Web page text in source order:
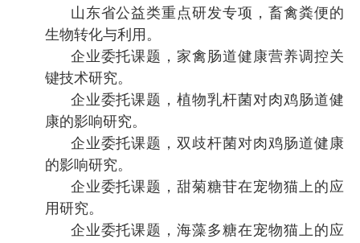
山东省公益类重点研发专项，畜禽粪便的
生物转化与利用。
企业委托课题，家禽肠道健康营养调控关
键技术研究。
企业委托课题，植物乳杆菌对肉鸡肠道健
康的影响研究。
企业委托课题，双歧杆菌对肉鸡肠道健康
的影响研究。
企业委托课题，甜菊糖苷在宠物猫上的应
用研究。
企业委托课题，海藻多糖在宠物猫上的应